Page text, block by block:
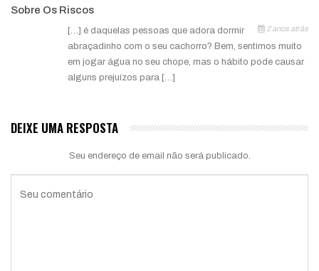
Sobre Os Riscos
2 anos atrás
[…] é daquelas pessoas que adora dormir
abraçadinho com o seu cachorro? Bem, sentimos muito
em jogar água no seu chope, mas o hábito pode causar
alguns prejuízos para […]
DEIXE UMA RESPOSTA
Seu endereço de email não será publicado.